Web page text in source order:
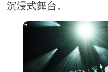
沉浸式舞台。